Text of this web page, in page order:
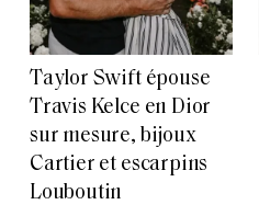
Taylor Swift épouse
Travis Kelce en Dior
sur mesure, bijoux
Cartier et escarpins
Louboutin